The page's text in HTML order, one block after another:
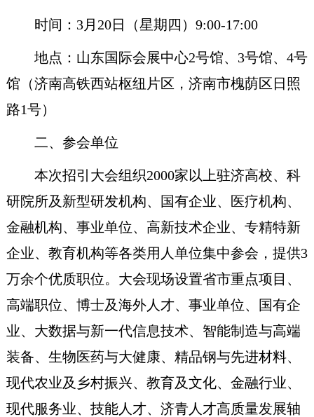
时间： 3月20日（星期四）9:00-17:00
地点：山东国际会展中心2号馆、3号馆、4号
馆（济南高铁西站枢纽片区，济南市槐荫区日照
路1号）
二、参会单位
本次招引大会组织2000家以上驻济高校、科
研院所及新型研发机构、国有企业、医疗机构、
金融机构、事业单位、高新技术企业、专精特新
企业、教育机构等各类用人单位集中参会，提供3
万余个优质职位。大会现场设置省市重点项目、
高端职位、博士及海外人才、事业单位、国有企
业、大数据与新一代信息技术、智能制造与高端
装备、生物医药与大健康、精品钢与先进材料、
现代农业及乡村振兴、教育及文化、金融行业、
现代服务业、技能人才、济青人才高质量发展轴